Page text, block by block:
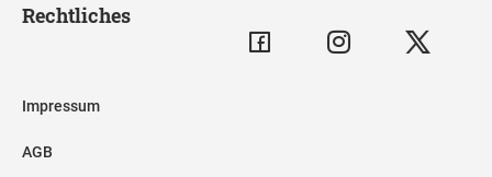
Rechtliches
Impressum
AGB